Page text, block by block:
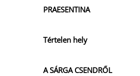
PRAESENTINA
Tértelen hely
A SÁRGA CSENDRŐL